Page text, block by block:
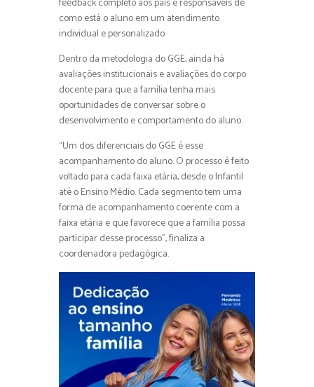
como está o aluno em um atendimento
individual e personalizado.
Dentro da metodologia do GGE, ainda há
avaliações institucionais e avaliações do corpo
docente para que a família tenha mais
oportunidades de conversar sobre o
desenvolvimento e comportamento do aluno.
“Um dos diferenciais do GGE é esse
acompanhamento do aluno. O processo é feito
voltado para cada faixa etária, desde o Infantil
até o Ensino Médio. Cada segmento tem uma
forma de acompanhamento coerente com a
faixa etária e que favorece que a família possa
participar desse processo”, finaliza a
coordenadora pedagógica.